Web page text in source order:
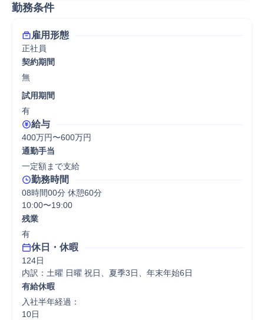
勤務条件
雇用形態
正社員
契約期間
無
試用期間
有
給与
400万円〜600万円
通勤手当
一定額まで支給
勤務時間
08時間00分 休憩60分
10:00〜19:00
残業
有
休日・休暇
124日
内訳：土曜 日曜 祝日、夏季3日、年末年始6日
有給休暇
入社半年経過：
10日